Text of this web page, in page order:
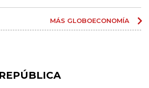
MÁS GLOBOECONOMÍA